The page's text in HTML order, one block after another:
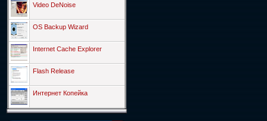
Video DeNoise
OS Backup Wizard
Internet Cache Explorer
Flash Release
Интернет Копейка